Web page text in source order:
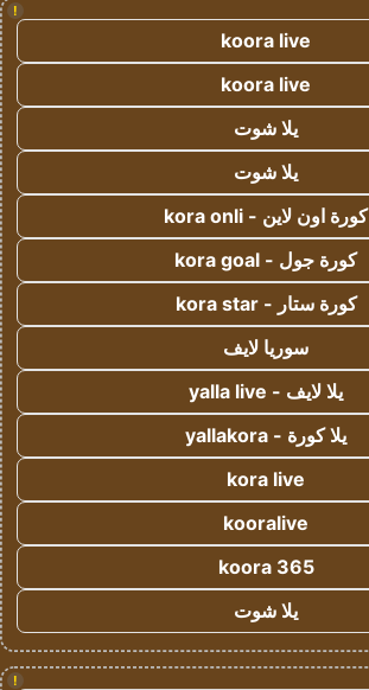
!
koora live
koora live
يلا شوت
يلا شوت
كورة اون لاين - kora onli
كورة جول - kora goal
كورة ستار - kora star
سوريا لايف
يلا لايف - yalla live
يلا كورة - yallakora
kora live
kooralive
koora 365
يلا شوت
!